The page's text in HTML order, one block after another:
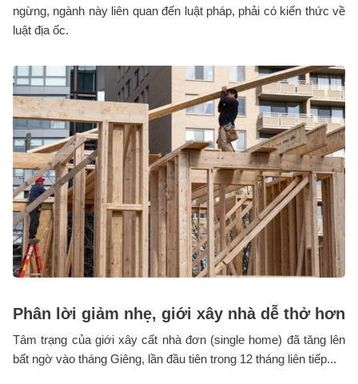
ngừng, ngành này liên quan đến luật pháp, phải có kiến thức về
luật địa ốc.
Phân lời giảm nhẹ, giới xây nhà dễ thở hơn
Tâm trạng của giới xây cất nhà đơn (single home) đã tăng lên
bất ngờ vào tháng Giêng, lần đầu tiên trong 12 tháng liên tiếp...